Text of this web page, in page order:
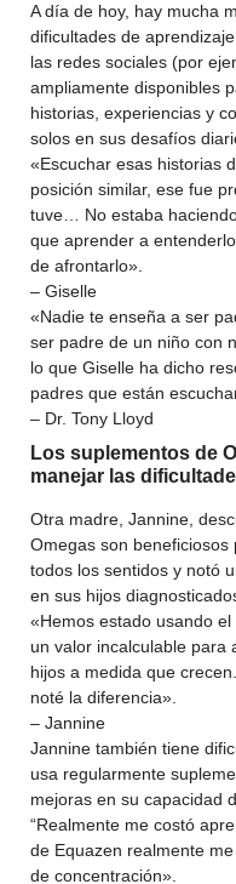
A día de hoy, hay mucha
dificultades de
las redes sociales (por
ampliamente disponibles
historias, experiencias y
solos en sus desafíos
«Escuchar esas historias
posición similar, ese fue
tuve… No estaba
que aprender a
de afrontarlo».
– Giselle
«Nadie te enseña a ser
ser padre de un niño con
lo que Giselle ha dicho
padres que están
– Dr. Tony Lloyd
Los suplementos de
manejar las
Otra madre, Jannine,
Omegas son
todos los sentidos y notó
en sus hijos
«Hemos estado usando
un valor incalculable para
hijos a medida que
noté la diferencia».
– Jannine
Jannine también tiene
usa regularmente
mejoras en su capacidad
“Realmente me costó
de Equazen realmente
de concentración».